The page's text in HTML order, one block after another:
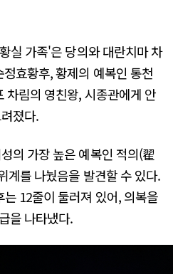
실 가족'은 당의와 대란치마 차
효황후, 황제의 예복인 통천
차림의 영친왕, 시종관에게 안
졌다.
의 가장 높은 예복인 적의(翟
계를 나눴음을 발견할 수 있다.
12줄이 둘러져 있어, 의복을
을 나타냈다.